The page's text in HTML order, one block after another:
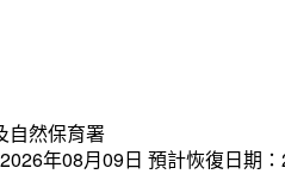
自然保育署
年08月09日 預計恢復日期